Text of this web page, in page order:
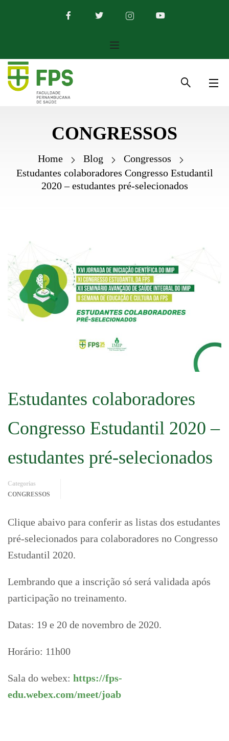
CONGRESSOS
Home Blog
Congressos
Estudantes colaboradores Congresso Estudantil
2020 – estudantes pré-selecionados
Estudantes colaboradores
Congresso Estudantil 2020 –
estudantes pré-selecionados
Categorias
CONGRESSOS
Clique abaivo para conferir as listas dos estudantes
pré-selecionados para colaboradores no Congresso
Estudantil 2020.
Lembrando que a inscrição só será validada após
participação no treinamento.
Datas: 19 e 20 de novembro de 2020.
Horário: 11h00
Sala do webex: https://fps-
edu.webex.com/meet/joab